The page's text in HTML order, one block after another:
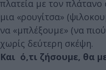
πλατεία με τον πλάτανο
μια «ρουγίτσα»
να «μπλέξουμε» (να
χωρίς δεύτερη σκέψη.
Και ό,τι ζήσουμε, θα